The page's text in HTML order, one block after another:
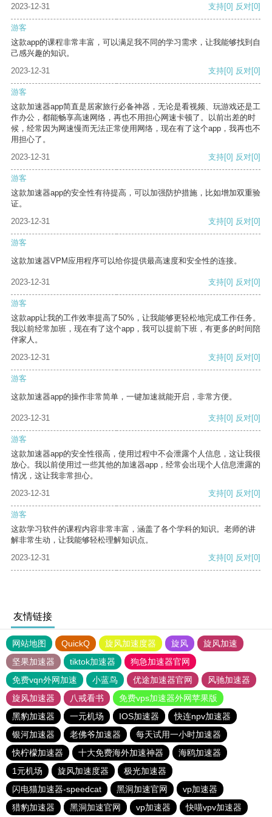
2023-12-31 支持[0] 反对[0]
游客
这款app的课程非常丰富，可以满足我不同的学习需求，让我能够找到自
己感兴趣的知识。
2023-12-31
支持[0] 反对[0]
游客
这款加速器app简直是居家旅行必备神器，无论是看视频、玩游戏还是工
作办公，都能畅享高速网络，再也不用担心网速卡顿了。以前出差的时
候，经常因为网速慢而无法正常使用网络，现在有了这个app，我再也不
用担心了。
2023-12-31
支持[0] 反对[0]
游客
这款加速器app的安全性有待提高，可以加强防护措施，比如增加双重验
证。
2023-12-31
支持[0] 反对[0]
游客
这款加速器VPM应用程序可以给你提供最高速度和安全性的连接。
2023-12-31 支持[0] 反对[0]
游客
这款app让我的工作效率提高了50%，让我能够更轻松地完成工作任务。
我以前经常加班，现在有了这个app，我可以提前下班，有更多的时间陪
伴家人。
2023-12-31
支持[0] 反对[0]
游客
这款加速器app的操作非常简单，一键加速就能开启，非常方便。
2023-12-31 支持[0] 反对[0]
游客
这款加速器app的安全性很高，使用过程中不会泄露个人信息，这让我很
放心。我以前使用过一些其他的加速器app，经常会出现个人信息泄露的
情况，这让我非常担心。
2023-12-31
支持[0] 反对[0]
游客
这款学习软件的课程内容非常丰富，涵盖了各个学科的知识。老师的讲
解非常生动，让我能够轻松理解知识点。
2023-12-31
支持[0] 反对[0]
友情链接
网站地图 QuickQ 旋风加速度器 旋风
旋风加速
坚果加速器
tiktok加速器
狗急加速器官网
免费vqn外网加速
小蓝鸟 优途加速器官网
风驰加速器
旋风加速器
八戒看书
免费vps加速器外网苹果版
黑豹加速器
一元机场 IOS加速器
快连npv加速器
银河加速器
老佛爷加速器
每天试用一小时加速器
快柠檬加速器
十大免费海外加速神器
海鸥加速器
1元机场
旋风加速度器
极光加速器
闪电猫加速器-speedcat
黑洞加速官网
vp加速器
猎豹加速器
黑洞加速官网 vp加速器 快喵vpv加速器